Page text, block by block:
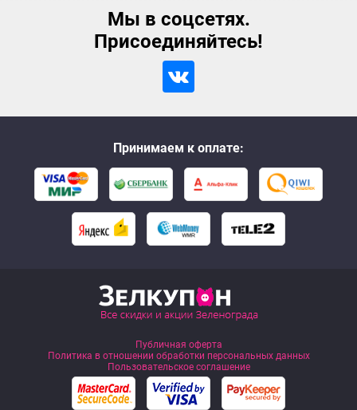
Мы в соцсетях.
Присоединяйтесь!
Принимаем к оплате:
Публичная оферта
Политика в отношении обработки персональных данных
Пользовательское соглашение